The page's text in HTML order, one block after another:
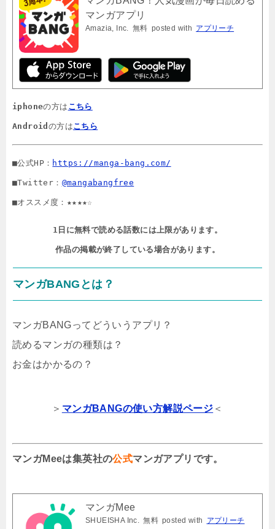
マンガアプリ
Amazia, Inc. 無料 posted with アプリーチ
iphoneの方は こちら
Android の方はこちら
■公式HP： https://manga-bang.com/
■Twitter： @mangabangfree
■オススメ度：★★★★☆
1日に無料で読める話数には上限があります。
作品の掲載が終了している場合があります。
マンガBANGとは？
マンガBANGってどういうアプリ？
読めるマンガの種類は？
お金はかかるの？
＞ マンガBANGの使い方解説ページ ＜
マンガMeeは集英社の公式マンガアプリです。
マンガMee
SHUEISHA Inc. 無料 posted with アプリーチ